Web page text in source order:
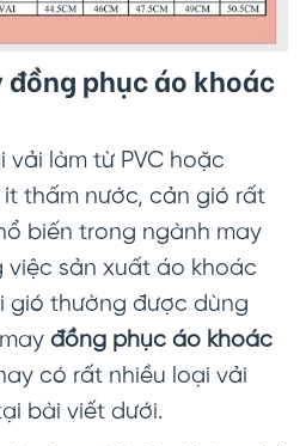
phục áo khoác
vải làm từ PVC hoặc
ít thấm nước, cản gió rất
biến trong ngành may
việc sản xuất áo khoác
gió thường được dùng
đồng phục áo khoác
có rất nhiều loại vải
bài viết dưới.